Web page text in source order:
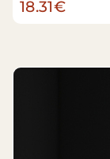
18.31€